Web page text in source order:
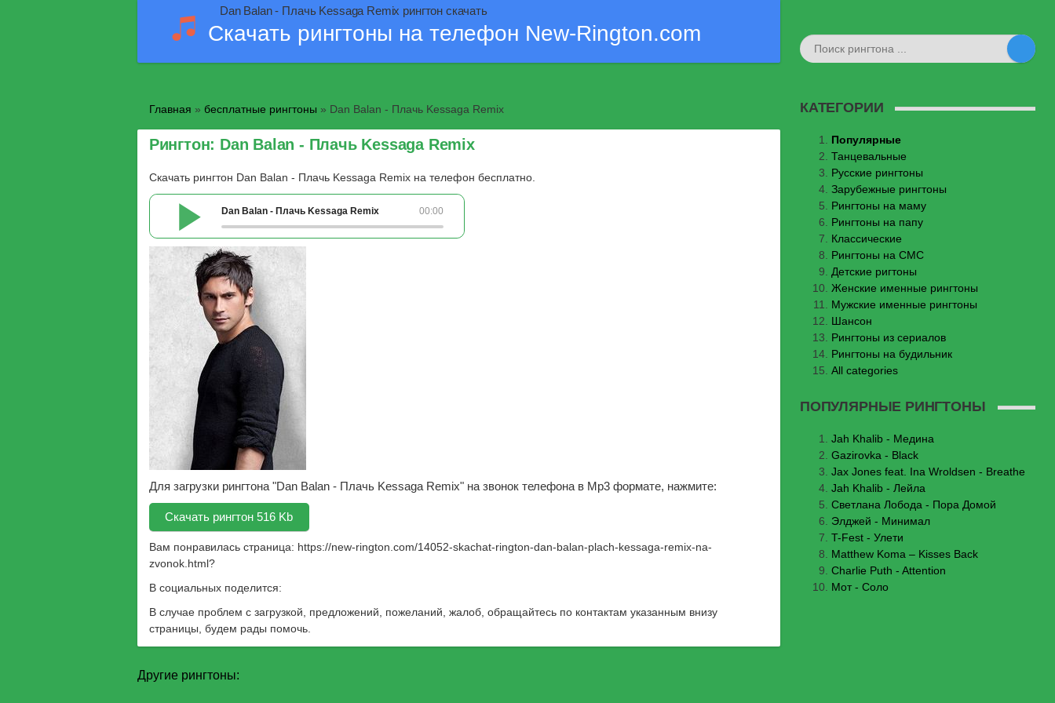
Dan Balan - Плачь Kessaga Remix рингтон скачать
Скачать рингтоны на телефон New-Rington.com
Главная » бесплатные рингтоны » Dan Balan - Плачь Kessaga Remix
Рингтон: Dan Balan - Плачь Kessaga Remix
Скачать рингтон Dan Balan - Плачь Kessaga Remix на телефон бесплатно.
00:00
Dan Balan - Плачь Kessaga Remix
Для загрузки рингтона "Dan Balan - Плачь Kessaga Remix" на звонок телефона в Mp3 формате, нажмите:
Скачать рингтон 516 Kb
Вам понравилась страница: https://new-rington.com/14052-skachat-rington-dan-balan-plach-kessaga-remix-na-
zvonok.html?
В социальных поделится:
В случае проблем с загрузкой, предложений, пожеланий, жалоб, обращайтесь по контактам указанным внизу
страницы, будем рады помочь.
Другие рингтоны:
КАТЕГОРИИ
Популярные
Танцевальные
Русские рингтоны
Зарубежные рингтоны
Рингтоны на маму
Рингтоны на папу
Классические
Рингтоны на СМС
Детские ригтоны
Женские именные рингтоны
Мужские именные рингтоны
Шансон
Рингтоны из сериалов
Рингтоны на будильник
All categories
ПОПУЛЯРНЫЕ РИНГТОНЫ
Jаh Khаlib - Медина
Gazirovka - Black
Jax Jones feat. Ina Wroldsen - Breathe
Jah Khalib - Лейла
Светлана Лобода - Пора Домой
Элджей - Минимал
T-Fest - Улети
Matthew Koma – Kisses Back
Charlie Puth - Attention
Мот - Соло